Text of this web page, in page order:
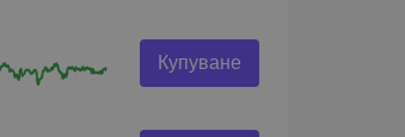
Купуване